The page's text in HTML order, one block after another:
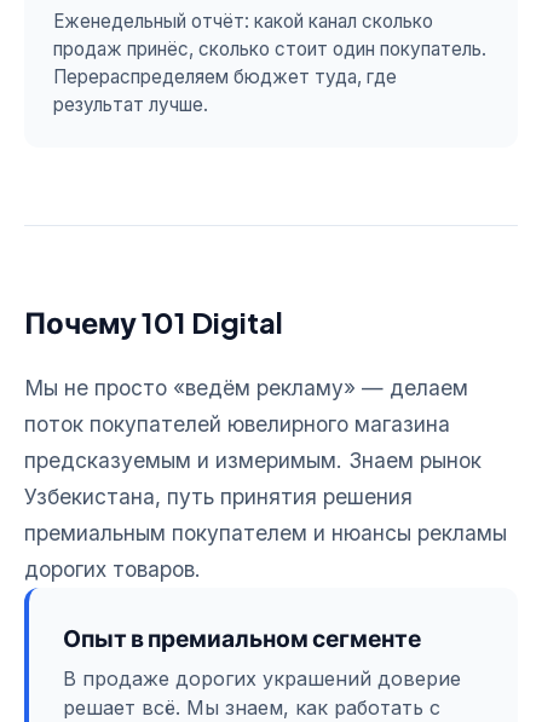
Еженедельный отчёт: какой канал сколько
продаж принёс, сколько стоит один покупатель.
Перераспределяем бюджет туда, где
результат лучше.
Почему 101 Digital
Мы не просто «ведём рекламу» — делаем
поток покупателей ювелирного магазина
предсказуемым и измеримым. Знаем рынок
Узбекистана, путь принятия решения
премиальным покупателем и нюансы рекламы
дорогих товаров.
Опыт в премиальном сегменте
В продаже дорогих украшений доверие
решает всё. Мы знаем, как работать с